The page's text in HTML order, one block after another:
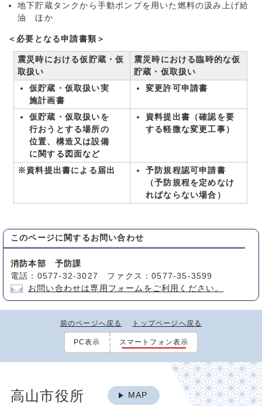
地下貯蔵タンクから手動ポンプを用いた燃料の汲み上げ給
油 ほか
＜必要となる申請書類＞
震災時における仮貯蔵・仮
取扱い
震災時における臨時的な仮
貯蔵・仮取扱い
仮貯蔵・仮取扱い実
施計画書
変更許可申請書
仮貯蔵・仮取扱いを
行おうとする場所の
位置、構造又は設備
に関する図面など
資料提出書（確認を要
する軽微な変更工事）
※資料提出書による届出
予防規程認可申請書
（予防規程を定めなけ
ればならない場合）
このページに関する お問い合わせ
消防本部 予防課
電話：0577-32-3027 ファクス：0577-35-3599
お問い合わせは専用フォームをご利用ください。
前のページへ戻る トップページへ戻る
PC表示 スマートフォン表示
高山市役所 MAP